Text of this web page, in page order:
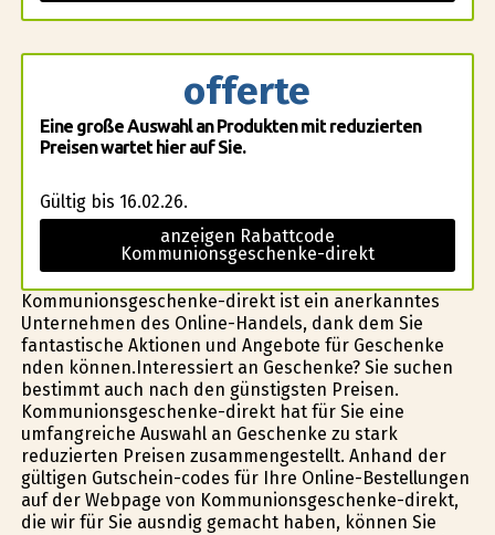
offerte
Eine große Auswahl an Produkten mit reduzierten
Preisen wartet hier auf Sie.
Gültig bis 16.02.26.
anzeigen Rabattcode
Kommunionsgeschenke-direkt
Kommunionsgeschenke-direkt ist ein anerkanntes
Unternehmen des Online-Handels, dank dem Sie
fantastische Aktionen und Angebote für Geschenke
finden können.Interessiert an Geschenke? Sie suchen
bestimmt auch nach den günstigsten Preisen.
Kommunionsgeschenke-direkt hat für Sie eine
umfangreiche Auswahl an Geschenke zu stark
reduzierten Preisen zusammengestellt. Anhand der
gültigen Gutschein-codes für Ihre Online-Bestellungen
auf der Webpage von Kommunionsgeschenke-direkt,
die wir für Sie ausfindig gemacht haben, können Sie